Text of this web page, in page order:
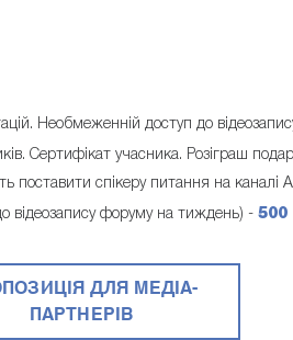
Необмеженній доступ до
Сертифікат учасника. Розіграш
поставити спікеру питання на каналі
відеозапису форуму на тиждень) - 500
ДЛЯ МЕДІА-
ПАРТНЕРІВ